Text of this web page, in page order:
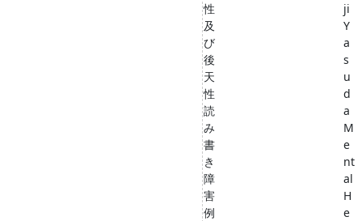
性
及
び
後
天
性
読
み
書
き
障
害
例
ji
Y
a
s
u
d
a
M
e
nt
al
H
e